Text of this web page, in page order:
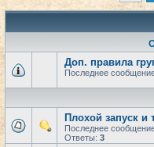
Доп. правила
Последнее
Плохой запуск и
Последнее
Ответы: 3